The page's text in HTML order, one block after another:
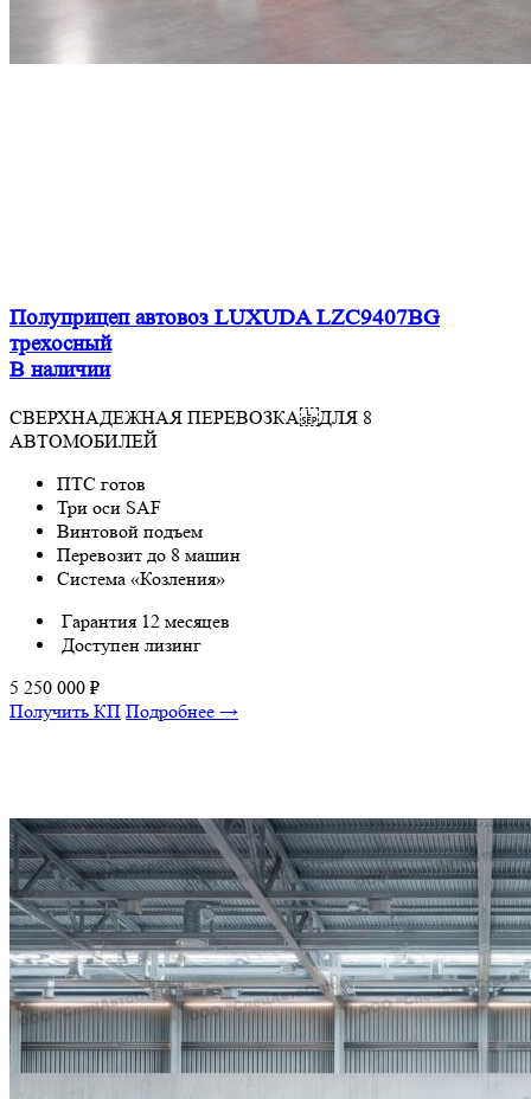
Полуприцеп автовоз LUXUDA LZC9407BG
трехосный
В наличии
СВЕРХНАДЕЖНАЯ ПЕРЕВОЗКА ДЛЯ 8
АВТОМОБИЛЕЙ
ПТС готов
Три оси SAF
Винтовой подъем
Перевозит до 8 машин
Система «Козления»
Гарантия 12 месяцев
Доступен лизинг
5 250 000 ₽
Получить КП Подробнее →